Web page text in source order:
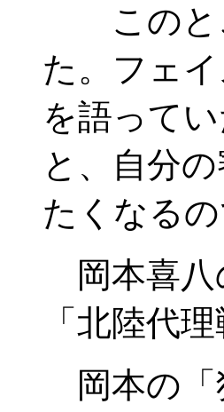
このとこ
た。フェ
を語って
と、自分
たくなるの
岡本喜八
「北陸代
岡本の「